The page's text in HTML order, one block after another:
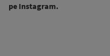
pe Instagram.